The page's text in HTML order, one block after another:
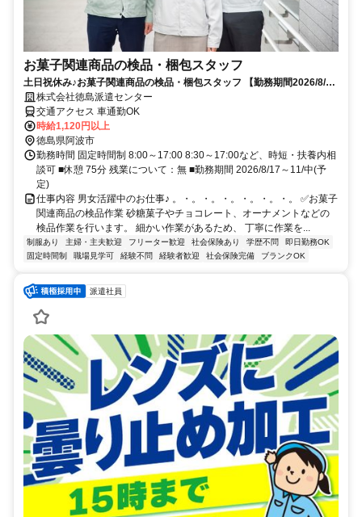
お菓子関連商品の検品・梱包スタッフ
土日祝休み♪お菓子関連商品の検品・梱包スタッフ 【勤務期間2026/8/17
～11/中(予定)の期間限定！
株式会社徳島派遣センター
交通アクセス 車通勤OK
時給1,120円以上
徳島県阿波市
勤務時間 固定時間制 8:00～17:00 8:30～17:00など、時短・扶養内相
談可 ■休憩 75分 残業について：無 ■勤務期間 2026/8/17～11/中(予
定)
仕事内容 男女活躍中のお仕事♪ 。・。・。・。・。・。・。 ✅お菓子
関連商品の検品作業 砂糖菓子やチョコレート、オーナメントなどの
検品作業を行います。 細かい作業があるため、 丁寧に作業を...
制服あり 主婦・主夫歓迎 フリーター歓迎 社会保険あり 学歴不問
即日勤務OK
固定時間制
職場見学可 経験不問 経験者歓迎 社会保険完備 ブランクOK
派遣社員